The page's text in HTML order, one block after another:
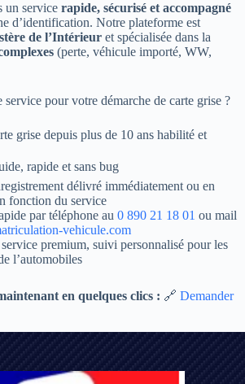
un service rapide, sécurisé et accompagné
d’identification. Notre plateforme est
de l’Intérieur et spécialisée dans la
(perte, véhicule importé, WW,
pour votre démarche de carte grise ?
grise depuis plus de 10 ans habilité et
rapide et sans bug
délivré immédiatement ou en
fonction du service
par téléphone au 0 890 21 18 01 ou mail
vehicule.com
premium, suivi personnalisé pour les
l’automobiles
en quelques clics : 🔗 Demander